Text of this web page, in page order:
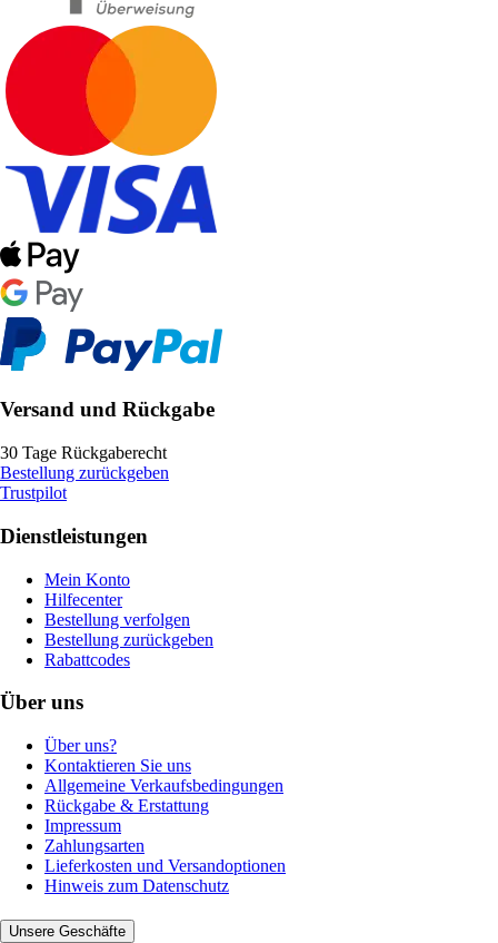
Versand und Rückgabe
30 Tage Rückgaberecht
Bestellung zurückgeben
Trustpilot
Dienstleistungen
Mein Konto
Hilfecenter
Bestellung verfolgen
Bestellung zurückgeben
Rabattcodes
Über uns
Über uns?
Kontaktieren Sie uns
Allgemeine Verkaufsbedingungen
Rückgabe & Erstattung
Impressum
Zahlungsarten
Lieferkosten und Versandoptionen
Hinweis zum Datenschutz
Unsere Geschäfte